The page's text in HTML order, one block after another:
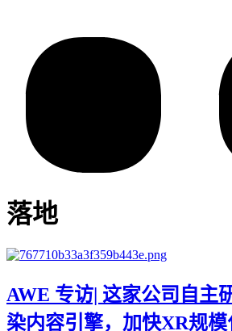
落地
AWE 专访| 这家公司自主
染内容引擎，加快XR规模